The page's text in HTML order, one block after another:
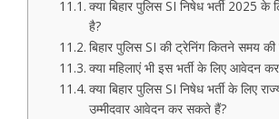
क्या बिहार पुलिस SI निषेध भर्ती 2025
है?
बिहार पुलिस SI की ट्रेनिंग कितने समय की
क्या महिलाएं भी इस भर्ती के लिए आवेदन
क्या बिहार पुलिस SI निषेध भर्ती के लिए
उम्मीदवार आवेदन कर सकते हैं?